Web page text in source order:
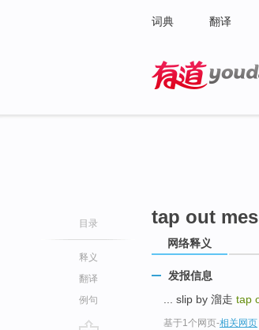
词典 翻译
目录
释义
翻译
例句
tap out
网络释义
发报信息
... slip by 溜走 tap
基于1个网页-相关网页